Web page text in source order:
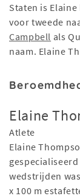
Staten is
voor tweede
Campbell als
naam. Elaine
Elaine
Atlete
Elaine
wedstrijden
x 100 m